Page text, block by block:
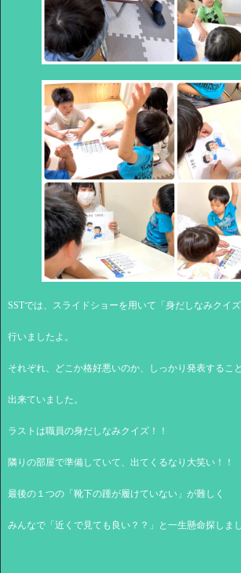
SSTでは、スライドショーを用いて「身だしなみクイ
行いましたよ。
それぞれ、どこか格好悪いのか、しっかり発表するこ
出来ていました。
ラストは職員の身だしなみクイズ！！
隣りの部屋で準備していて、出てくるなり大笑い！！
最後の１つの「靴下の踵が履けていない」が難しく
みんなで「近くで見ても良い？？」と一生懸命探しまし